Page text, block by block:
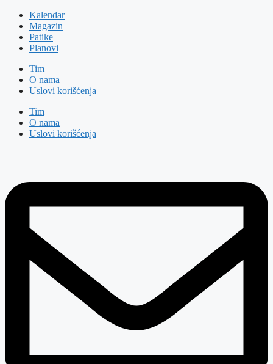
Kalendar
Magazin
Patike
Planovi
Tim
O nama
Uslovi korišćenja
Tim
O nama
Uslovi korišćenja